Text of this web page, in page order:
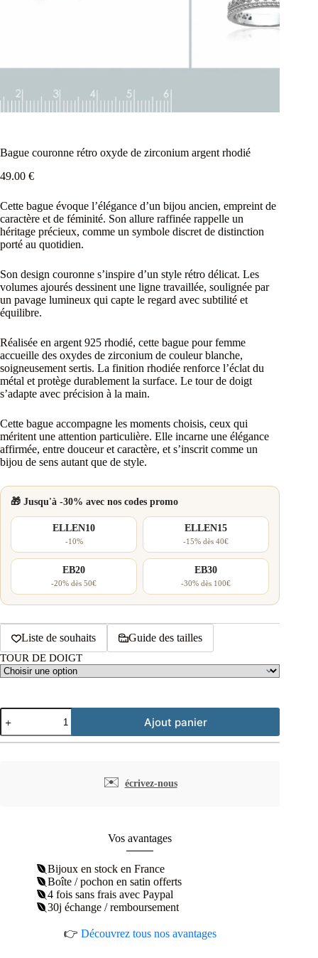
Bague couronne rétro oxyde de zirconium argent rhodié
49.00 €
Cette bague évoque l’élégance d’un bijou ancien, empreint de
caractère et de féminité. Son allure raffinée rappelle un
héritage précieux, comme un symbole discret de distinction
porté au quotidien.
Son design couronne s’inspire d’un style rétro délicat. Les
volumes ajourés dessinent une ligne travaillée, soulignée par
un pavage lumineux qui capte le regard avec subtilité et
équilibre.
Réalisée en argent 925 rhodié, cette bague pour femme
accueille des oxydes de zirconium de couleur blanche,
soigneusement sertis. La finition rhodiée renforce l’éclat du
métal et protège durablement la surface. Le tour de doigt
s’adapte avec précision à la main.
Cette bague accompagne les moments choisis, ceux qui
méritent une attention particulière. Elle incarne une élégance
affirmée, entre douceur et caractère, et s’inscrit comme un
bijou de sens autant que de style.
🎁 Jusqu'à -30% avec nos codes promo
ELLEN10
-10%
ELLEN15
-15% dès 40€
EB20
-20% dès 50€
EB30
-30% dès 100€
Liste de souhaits Guide des tailles
TOUR DE DOIGT
quantité
de
Bague
Ajout panier
✉️ écrivez-nous
Vos avantages
Bijoux en stock en France
Boîte / pochon en satin offerts
4 fois sans frais avec Paypal
30j échange / remboursement
👉 Découvrez tous nos avantages